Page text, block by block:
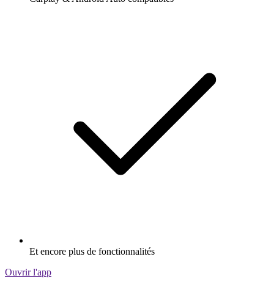
Et encore plus de fonctionnalités
Ouvrir l'app